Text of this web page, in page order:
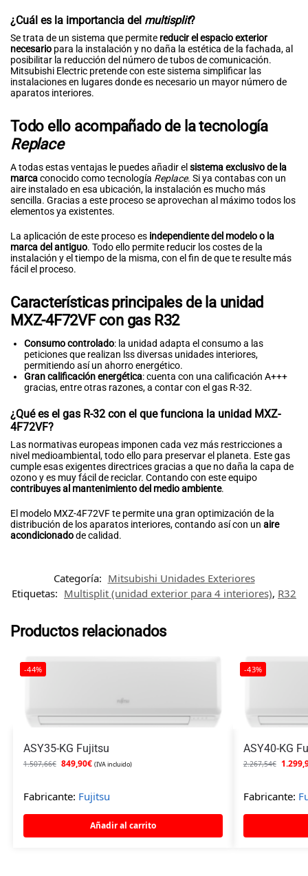
¿Cuál es la importancia del multisplit?
Se trata de un sistema que permite reducir el espacio exterior
necesario para la instalación y no daña la estética de la fachada, al
posibilitar la reducción del número de tubos de comunicación.
Mitsubishi Electric pretende con este sistema simplificar las
instalaciones en lugares donde es necesario un mayor número de
aparatos interiores.
Todo ello acompañado de la tecnología
Replace
A todas estas ventajas le puedes añadir el sistema exclusivo de la
marcaconocido como tecnología Replace. Si ya contabas con un
aire instalado en esa ubicación, la instalación es mucho más
sencilla. Gracias a este proceso se aprovechan al máximo todos los
elementos ya existentes.
La aplicación de este proceso es independiente del modelo o la
marca del antiguo. Todo ello permite reducir los costes de la
instalación y el tiempo de la misma, con el fin de que te resulte más
fácil el proceso.
Características principales de la unidad
MXZ-4F72VF con gas R32
Consumo controlado: la unidad adapta el consumo a las
peticiones que realizan lss diversas unidades interiores,
permitiendo así un ahorro energético.
Gran calificación energética: cuenta con una calificación A+++
gracias, entre otras razones, a contar con el gas R-32.
¿Qué es el gas R-32 con el que funciona la unidad MXZ-
4F72VF?
Las normativas europeas imponen cada vez más restricciones a
nivel medioambiental, todo ello para preservar el planeta. Este gas
cumple esas exigentes directrices gracias a que no daña la capa de
ozono y es muy fácil de reciclar. Contando con este equipo
contribuyes al mantenimiento del medio ambiente.
El modelo MXZ-4F72VF te permite una gran optimización de la
distribución de los aparatos interiores, contando así con un aire
acondicionadode calidad.
Categoría: Mitsubishi Unidades Exteriores
Etiquetas: Multisplit (unidad exterior para 4 interiores), R32
Productos relacionados
-44%
ASY35-KG Fujitsu
1.507,66€ 849,90€ (IVA incluido)
Fabricante: Fujitsu
Añadir al carrito
-43%
ASY40-KG
2.267,54€
Fabricante: